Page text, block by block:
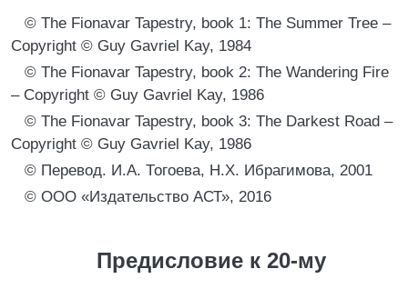
© The Fionavar Tapestry, book 1: The Summer Tree –
Copyright © Guy Gavriel Kay, 1984
© The Fionavar Tapestry, book 2: The Wandering Fire
– Copyright © Guy Gavriel Kay, 1986
© The Fionavar Tapestry, book 3: The Darkest Road –
Copyright © Guy Gavriel Kay, 1986
© Перевод. И.А. Тогоева, Н.Х. Ибрагимова, 2001
© ООО «Издательство АСТ», 2016
Предисловие к 20-му